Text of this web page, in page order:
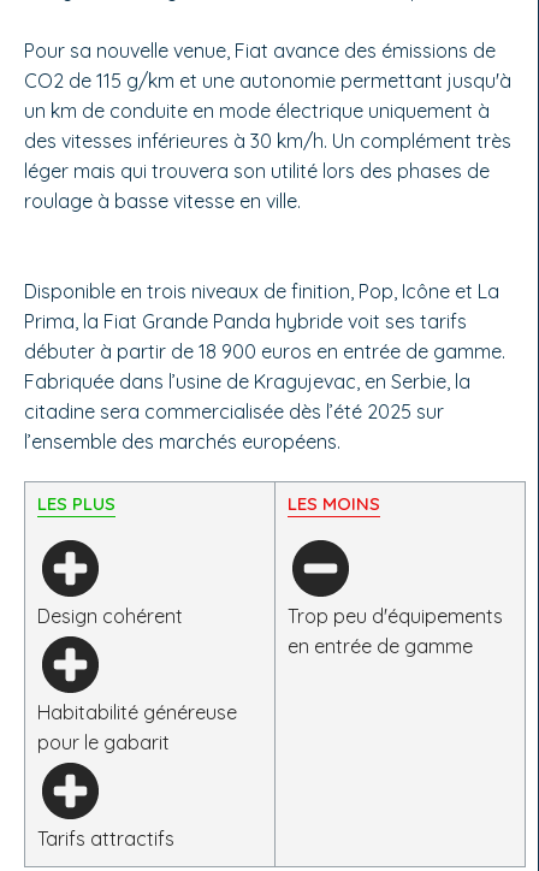
Pour sa nouvelle venue, Fiat avance des émissions de
CO2 de 115 g/km et une autonomie permettant jusqu'à
un km de conduite en mode électrique uniquement à
des vitesses inférieures à 30 km/h. Un complément très
léger mais qui trouvera son utilité lors des phases de
roulage à basse vitesse en ville.
Disponible en trois niveaux de finition, Pop, Icône et La
Prima, la Fiat Grande Panda hybride voit ses tarifs
débuter à partir de 18 900 euros en entrée de gamme.
Fabriquée dans l’usine de Kragujevac, en Serbie, la
citadine sera commercialisée dès l’été 2025 sur
l’ensemble des marchés européens.
LES PLUS
Design cohérent
Habitabilité généreuse
pour le gabarit
Tarifs attractifs
LES MOINS
Trop peu d'équipements
en entrée de gamme